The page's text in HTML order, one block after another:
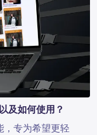
及如何使用？
专为希望更轻